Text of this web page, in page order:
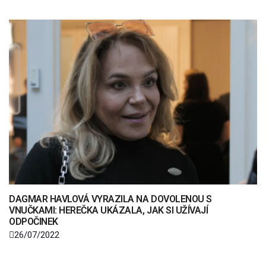
DAGMAR HAVLOVÁ VYRAZILA NA DOVOLENOU S
VNUČKAMI: HEREČKA UKÁZALA, JAK SI UŽÍVAJÍ
ODPOČINEK
26/07/2022